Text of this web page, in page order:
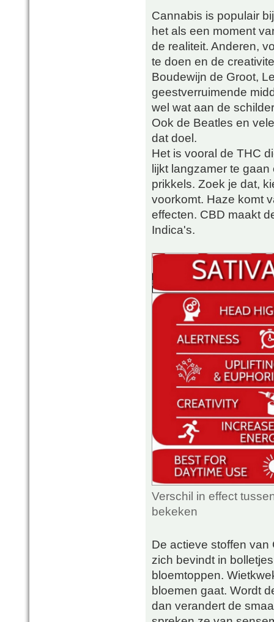
Cannabis is populair
het als een moment
de realiteit. Anderen,
te doen en de
Boudewijn de Groot,
geestverruimende
wel wat aan de
Ook de Beatles en
dat doel.
Het is vooral de THC
lijkt langzamer te
prikkels. Zoek je dat,
voorkomt. Haze komt
effecten. CBD maakt
Indica's.
Verschil in effect
bekeken
De actieve stoffen
zich bevindt in
bloemtoppen.
bloemen gaat. Wordt
dan verandert de